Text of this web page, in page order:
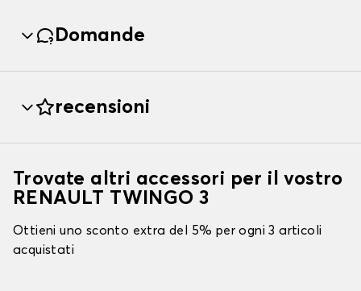
Domande
recensioni
Trovate altri accessori per il vostro
RENAULT TWINGO 3
Ottieni uno sconto extra del 5% per ogni 3 articoli
acquistati